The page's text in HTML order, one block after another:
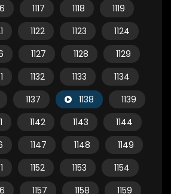
1117 1118
1119
1122 1123
1124
1127 1128
1129
1132 1133
1134
1137 1138
1139
1142 1143
1144
1147 1148
1149
1152 1153
1154
1157 1158 1159